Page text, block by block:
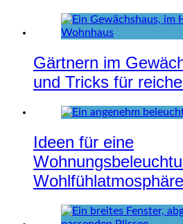
Gärtnern im
und Tricks für
Ideen für eine
Wohlfühlatmosphäre